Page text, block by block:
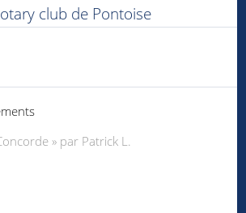
» par Patrick L.